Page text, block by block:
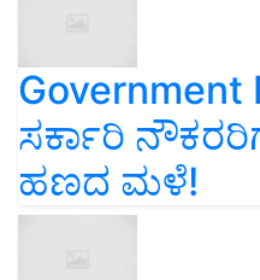
Government
ಸರ್ಕಾರಿ
ಹಣದ ಮಳೆ!